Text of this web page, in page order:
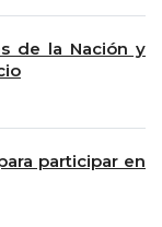
de la Nación y
participar en